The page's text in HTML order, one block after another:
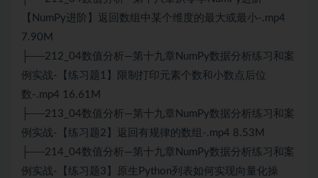
【NumPy进阶】返回数组中某个维度的最大或最小-.mp4
7.90M
├──212_04数值分析—第十九章NumPy数据分析练习和案
例实战-【练习题1】限制打印元素个数和小数点后位
数-.mp4 16.61M
├──213_04数值分析—第十九章NumPy数据分析练习和案
例实战-【练习题2】返回有规律的数组-.mp4 8.53M
├──214_04数值分析—第十九章NumPy数据分析练习和案
例实战-【练习题3】原生Python列表如何实现向量化操